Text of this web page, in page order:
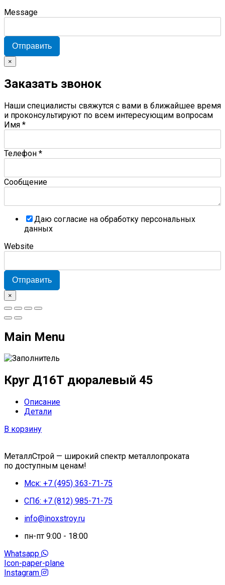
Message
Отправить
×
Заказать звонок
Наши специалисты свяжутся с вами в ближайшее время
и проконсультируют по всем интересующим вопросам
Имя *
Телефон *
Сообщение
Даю согласие на обработку персональных
данных
Website
Отправить
×
Main Menu
Круг Д16Т дюралевый 45
Описание
Детали
В корзину
МеталлСтрой — широкий спектр металлопроката
по доступным ценам!
Мск: +7 (495) 363-71-75
СПб: +7 (812) 985-71-75
info@inoxstroy.ru
пн-пт 9:00 - 18:00
Whatsapp
Icon-paper-plane
Instagram